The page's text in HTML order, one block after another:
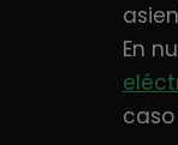
En